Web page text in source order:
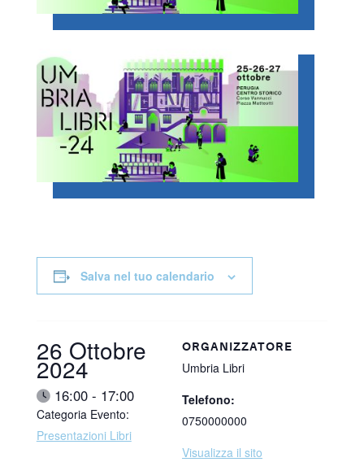
Salva nel tuo calendario
Data:
26 Ottobre
2024
Ora:16:00 - 17:00
Categoria Evento:
Presentazioni Libri
ORGANIZZATORE
Umbria Libri
Telefono:
0750000000
Visualizza il sito